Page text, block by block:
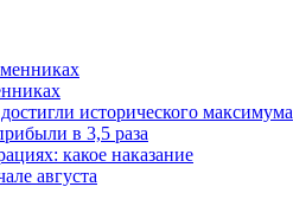
исторического максимума
в 3,5 раза
какое наказание
августа